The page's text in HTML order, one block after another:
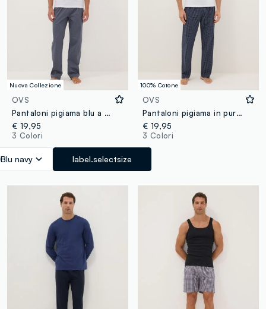
Nuova Collezione
OVS
Pantaloni pigiama blu a righe in cotone organico
€ 19,95
3 Colori
Blu navy label.selectsize
100% Cotone
OVS
Pantaloni pigiama in puro cotone organico a quadri multicolor regular fit
€ 19,95
3 Colori